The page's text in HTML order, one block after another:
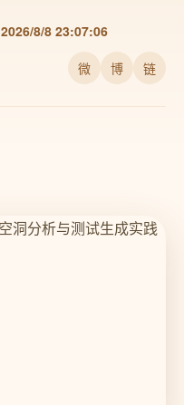
2026/8/8 23:07:06
微 博 链